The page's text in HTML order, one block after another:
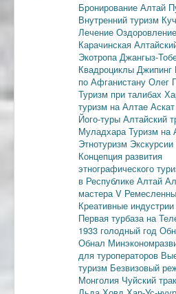
Бронирование Алтай
Внутренний туризм
Лечение Оздоровление
Карачинская
ЭкотропаДжангыз-
Квадроциклы Джипинг
по Афганистану Олег
Туризм при талибах
туризм на Алтае Аскат
Його-туры Алтайский
МуладхараТуризм на
Этнотуризм
Концепция развития
этнографического
в Республике Алтай
мастераV
Креативные индустрии
Первая турбаза на
1933 голодный год
Обнал
для туроператоров
туризм Безвизовый
Монголия Чуйский